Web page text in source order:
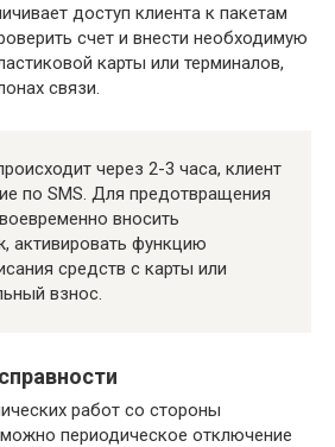
доступ клиента к пакетам
счет и внести необходимую
карты или терминалов,
связи.
через 2-3 часа, клиент
по SMS. Для предотвращения
вносить
активировать функцию
средств с карты или
взнос.
работ со стороны
периодическое отключение